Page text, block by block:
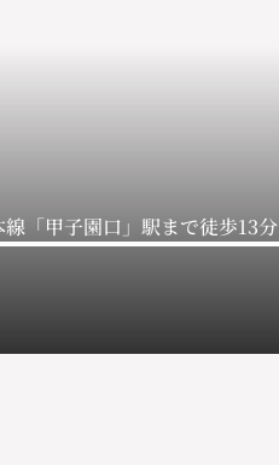
線「甲子園口」駅まで徒歩13分